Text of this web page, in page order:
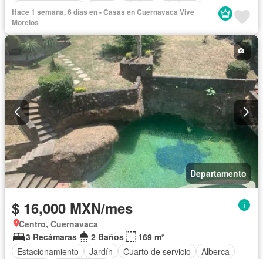
Vista panorámica
Seguridad Alberca Agua
Hace 1 semana, 6 días en - Casas en Cuernavaca Vive
Morelos
Departamento
$ 16,000 MXN/mes
Centro, Cuernavaca
3 Recámaras
2 Baños
169 m²
Estacionamiento
Jardín Cuarto de servicio
Alberca